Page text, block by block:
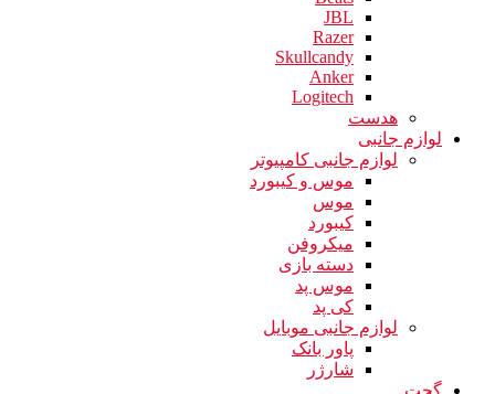
JBL
Razer
Skullcandy
Anker
Logitech
هدست
لوازم جانبی
لوازم جانبی کامپیوتر
موس و کیبورد
موس
کیبورد
میکروفن
دسته بازی
موس پد
کی پد
لوازم جانبی موبایل
پاور بانک
شارژر